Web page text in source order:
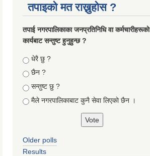
तपाइको मत राख्नुहोस ?
तपा‌ई नगरपालिकाका जनप्रतिनिधि वा कर्मचारीहरूकाे
कार्यबाट सन्तुष्ट हुनुहुन्छ ?
Choices
धेरै छु ?
छैन ?
सन्तुष्ट छु ?
मैले नगरपालिकाबाट कुनै सेवा लिएकाे छैन ।
Older polls
Results